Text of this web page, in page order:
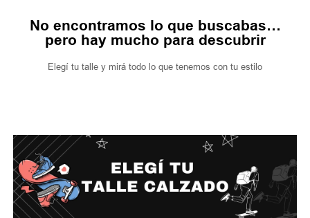
No encontramos lo que buscabas…
pero hay mucho para descubrir
Elegí tu talle y mirá todo lo que tenemos con tu estilo